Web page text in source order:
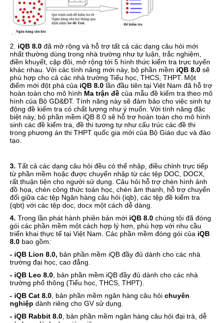
2. iQB 8.0 đã mở rộng và hỗ trợ tất cả các dạng câu hỏi mới
nhất thường dùng trong nhà trường như tự luận, trắc nghiệm,
điền khuyết, cặp đôi, mở rộng tới 5 hình thức kiểm tra trực tuyến
khác nhau. Với các tính năng mới này, bộ phần mềm iQB 8.0 sẽ
phù hợp cho cả các nhà trường Tiểu học, THCS, THPT. Một
điểm mới đột phá của iQB 8.0 lần đầu tiên tại Việt Nam đã hỗ trợ
hoàn toàn cho mô hình Ma trận đề của mẫu đề kiểm tra theo mô
hình của Bộ GD&ĐT. Tính năng này sẽ đảm bảo cho việc sinh tự
động đề kiểm tra có chất lượng như ý muốn. Với tính năng đặc
biệt này, bộ phần mềm iQB 8.0 sẽ hỗ trợ hoàn toàn cho mô hình
sinh các đề kiểm tra, đề thi tương tự như cấu trúc các đề thi
trong phương án thi THPT quốc gia mới của Bộ Giáo dục và đào
tạo.
3. Tất cả các dạng câu hỏi đều có thể nhập, điều chỉnh trực tiếp
từ phần mềm hoặc được chuyển nhập từ các tệp DOC, DOCX,
rất thuận tiện cho người sử dụng. Câu hỏi hỗ trợ chèn hình ảnh
đồ họa, chèn công thức toán học, chèn âm thanh, hỗ trợ chuyển
đổi giữa các tệp Ngân hàng câu hỏi (iqb), các tệp đề kiểm tra
(qbt) với các tệp doc, docx một cách dễ dàng.
4. Trong lần phát hành phiên bản mới iQB 8.0 chúng tôi đã đóng
gói các phần mềm một cách hợp lý hơn, phù hợp với nhu cầu
triển khai thực tế tại Việt Nam. Các phần mềm đóng gói của iQB
8.0 bao gồm:
- iQB Lion 8.0, bản phần mềm iQB đầy đủ dành cho các nhà
trường đại học, cao đẳng.
- iQB Leo 8.0, bản phần mềm iQB đầy đủ dành cho các nhà
trường phổ thông (Tiểu học, THCS, THPT).
- iQB Cat 8.0, bản phần mềm ngân hàng câu hỏi chuyên
nghiệp dành riêng cho GV sử dụng.
- iQB Rabbit 8.0, bản phần mềm ngân hàng câu hỏi đại trà, dễ